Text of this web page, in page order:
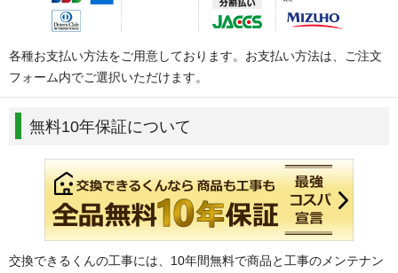
各種お支払い方法をご用意しております。お支払い方法は、ご注文
フォーム内でご選択いただけます。
無料10年保証について
交換できるくんの工事には、10年間無料で商品と工事のメンテナン